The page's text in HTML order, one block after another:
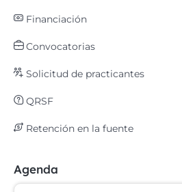
Financiación
Convocatorias
Solicitud de practicantes
QRSF
Retención en la fuente
Agenda